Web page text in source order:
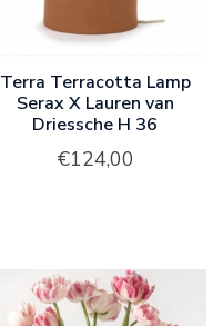
Terra Terracotta Lamp
Serax X Lauren van
Driessche H 36
€124,00